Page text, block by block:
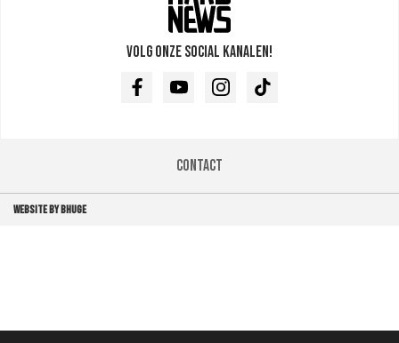
Volg onze social kanalen!
FacebookYoutubeInstagramTikTok
Contact
WEBSITE BY BHUGE